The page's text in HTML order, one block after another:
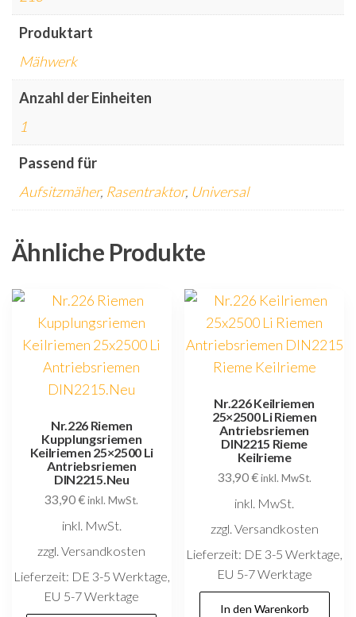
Produktart
Mähwerk
Anzahl der Einheiten
1
Passend für
Aufsitzmäher, Rasentraktor, Universal
Ähnliche Produkte
Nr.226 Riemen
Kupplungsriemen
Keilriemen 25×2500 Li
Antriebsriemen
DIN2215.Neu
33,90€ inkl. MwSt.
inkl. MwSt.
zzgl. Versandkosten
Lieferzeit: DE 3-5 Werktage,
EU 5-7 Werktage
Nr.226 Keilriemen
25×2500 Li Riemen
Antriebsriemen
DIN2215 Rieme
Keilrieme
33,90€ inkl. MwSt.
inkl. MwSt.
zzgl. Versandkosten
Lieferzeit: DE 3-5 Werktage,
EU 5-7 Werktage
In den Warenkorb